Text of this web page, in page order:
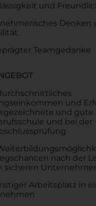
und
Denken
Teamgedanke
und
und gute
und bei der
nach der
sicheren
Arbeitsplatz in